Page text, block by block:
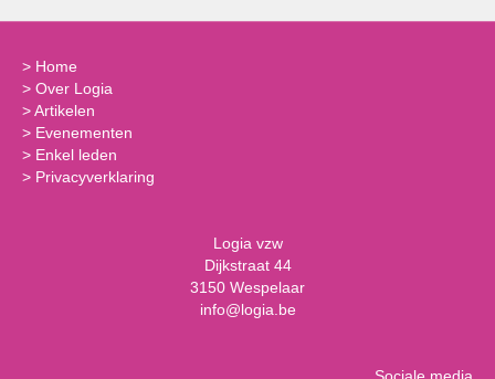
> Home
> Over Logia
>Artikelen
> Evenementen
> Enkel leden
> Privacyverklaring
Logia vzw
Dijkstraat 44
3150 Wespelaar
info@logia.be